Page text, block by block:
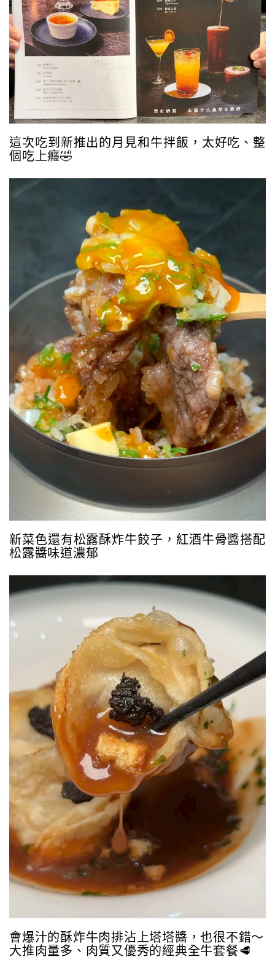
這次吃到新推出的月見和牛拌飯，太好吃、整
個吃上癮🤣
新菜色還有松露酥炸牛餃子，紅酒牛骨醬搭配
松露醬味道濃郁
會爆汁的酥炸牛肉排沾上塔塔醬，也很不錯～
大推肉量多、肉質又優秀的經典全牛套餐🥩